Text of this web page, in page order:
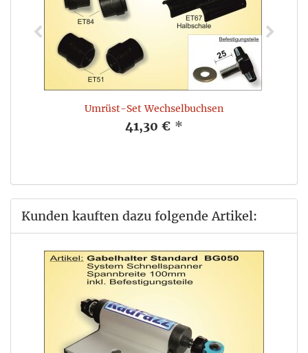
Umrüst-Set Wechselbuchsen
41,30 € *
Kunden kauften dazu folgende Artikel: